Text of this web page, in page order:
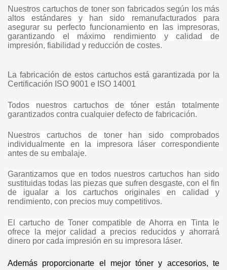
Nuestros cartuchos de toner son fabricados según los más
altos estándares y han sido remanufacturados para
asegurar su perfecto funcionamiento en las impresoras,
garantizando el máximo rendimiento y calidad de
impresión, fiabilidad y reducción de costes.
La fabricación de estos cartuchos está garantizada por la
Certificación ISO 9001 e ISO 14001
Todos nuestros cartuchos de tóner están totalmente
garantizados contra cualquier defecto de fabricación.
Nuestros cartuchos de toner han sido comprobados
individualmente en la impresora láser correspondiente
antes de su embalaje.
Garantizamos que en todos nuestros cartuchos han sido
sustituidas todas las piezas que sufren desgaste, con el fin
de igualar a los cartuchos originales en calidad y
rendimiento, con precios muy competitivos.
El cartucho de Toner compatible de Ahorra en Tinta le
ofrece la mejor calidad a precios reducidos y ahorrará
dinero por cada impresión en su impresora láser.
Además proporcionarte el mejor tóner y accesorios, te